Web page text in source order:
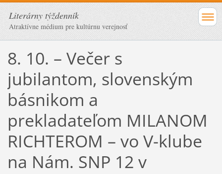
Literárny týždenník
Atraktívne médium pre kultúrnu verejnosť
8. 10. – Večer s
jubilantom, slovenským
básnikom a
prekladateľom MILANOM
RICHTEROM – vo V-klube
na Nám. SNP 12 v